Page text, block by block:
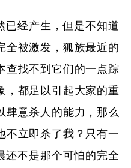
已经产生，但是不知道
全被激发，狐族最近的
查找不到它们的一点踪
，都足以引起大家的重
肆意杀人的能力，那么
不立即杀了我？只有一
不是那个可怕的完全